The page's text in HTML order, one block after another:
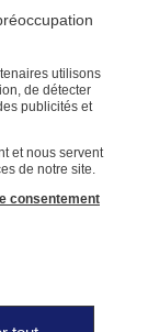
utilisons
de détecter
publicités et
et nous servent
de notre site.
consentement